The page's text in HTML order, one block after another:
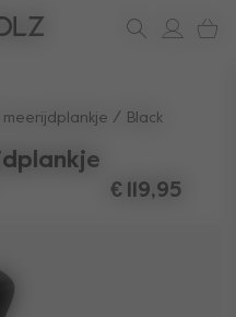
meerijdplankje Black
€ 119,95